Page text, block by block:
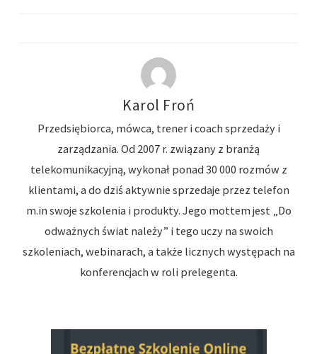
Karol Froń
Przedsiębiorca, mówca, trener i coach sprzedaży i
zarządzania. Od 2007 r. związany z branżą
telekomunikacyjną, wykonał ponad 30 000 rozmów z
klientami, a do dziś aktywnie sprzedaje przez telefon
m.in swoje szkolenia i produkty. Jego mottem jest „Do
odważnych świat należy” i tego uczy na swoich
szkoleniach, webinarach, a także licznych występach na
konferencjach w roli prelegenta.